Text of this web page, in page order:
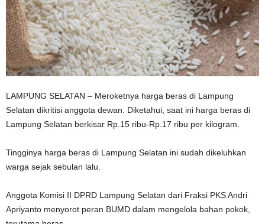
LAMPUNG SELATAN – Meroketnya harga beras di Lampung
Selatan dikritisi anggota dewan. Diketahui, saat ini harga beras di
Lampung Selatan berkisar Rp.15 ribu-Rp.17 ribu per kilogram.
Tingginya harga beras di Lampung Selatan ini sudah dikeluhkan
warga sejak sebulan lalu.
Anggota Komisi II DPRD Lampung Selatan dari Fraksi PKS Andri
Apriyanto menyorot peran BUMD dalam mengelola bahan pokok,